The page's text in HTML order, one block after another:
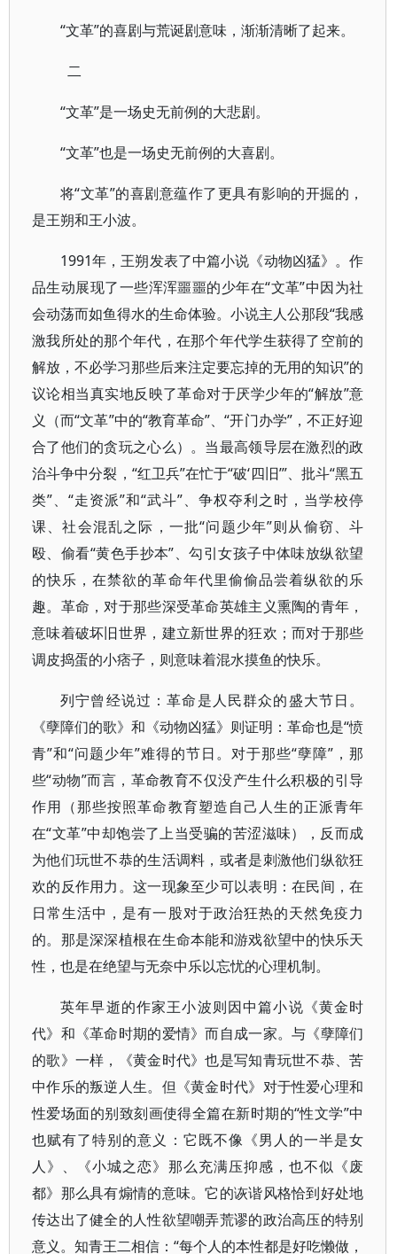
“文革”的喜剧与荒诞剧意味，渐渐清晰了起来。
二
“文革”是一场史无前例的大悲剧。
“文革”也是一场史无前例的大喜剧。
将“文革”的喜剧意蕴作了更具有影响的开掘的，
是王朔和王小波。
1991年，王朔发表了中篇小说《动物凶猛》。作
品生动展现了一些浑浑噩噩的少年在“文革”中因为社
会动荡而如鱼得水的生命体验。小说主人公那段“我感
激我所处的那个年代，在那个年代学生获得了空前的
解放，不必学习那些后来注定要忘掉的无用的知识”的
议论相当真实地反映了革命对于厌学少年的“解放”意
义（而“文革”中的“教育革命”、“开门办学”，不正好迎
合了他们的贪玩之心么）。当最高领导层在激烈的政
治斗争中分裂，“红卫兵”在忙于“破‘四旧’”、批斗“黑五
类”、“走资派”和“武斗”、争权夺利之时，当学校停
课、社会混乱之际，一批“问题少年”则从偷窃、斗
殴、偷看“黄色手抄本”、勾引女孩子中体味放纵欲望
的快乐，在禁欲的革命年代里偷偷品尝着纵欲的乐
趣。革命，对于那些深受革命英雄主义熏陶的青年，
意味着破坏旧世界，建立新世界的狂欢；而对于那些
调皮捣蛋的小痞子，则意味着混水摸鱼的快乐。
列宁曾经说过：革命是人民群众的盛大节日。
《孽障们的歌》和《动物凶猛》则证明：革命也是“愤
青”和“问题少年”难得的节日。对于那些“孽障”，那
些“动物”而言，革命教育不仅没产生什么积极的引导
作用（那些按照革命教育塑造自己人生的正派青年
在“文革”中却饱尝了上当受骗的苦涩滋味），反而成
为他们玩世不恭的生活调料，或者是刺激他们纵欲狂
欢的反作用力。这一现象至少可以表明：在民间，在
日常生活中，是有一股对于政治狂热的天然免疫力
的。那是深深植根在生命本能和游戏欲望中的快乐天
性，也是在绝望与无奈中乐以忘忧的心理机制。
英年早逝的作家王小波则因中篇小说《黄金时
代》和《革命时期的爱情》而自成一家。与《孽障们
的歌》一样，《黄金时代》也是写知青玩世不恭、苦
中作乐的叛逆人生。但《黄金时代》对于性爱心理和
性爱场面的别致刻画使得全篇在新时期的“性文学”中
也赋有了特别的意义：它既不像《男人的一半是女
人》、《小城之恋》那么充满压抑感，也不似《废
都》那么具有煽情的意味。它的诙谐风格恰到好处地
传达出了健全的人性欲望嘲弄荒谬的政治高压的特别
意义。知青王二相信：“每个人的本性都是好吃懒做，